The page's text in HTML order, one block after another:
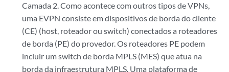
Camada 2. Como acontece com outros tipos de VPNs,
uma EVPN consiste em dispositivos de borda do cliente
(CE) (host, roteador ou switch) conectados a roteadores
de borda (PE) do provedor. Os roteadores PE podem
incluir um switch de borda MPLS (MES) que atua na
borda da infraestrutura MPLS. Uma plataforma de